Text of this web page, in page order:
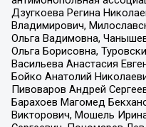
Дзугкоева Регина
Владимирович,
Ольга Вадимовна,
Ольга Борисовна,
Васильева Анастасия
Бойко Анатолий
Пивоваров Андрей
Барахоев Магомед
Викторович, Мошель